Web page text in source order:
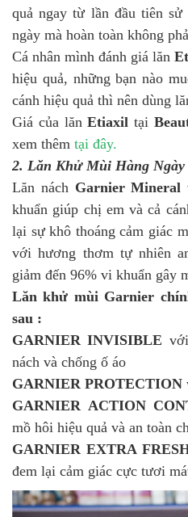
quả ngay từ lần đầu tiên
ngày mà hoàn toàn không
Cá nhân mình đánh giá lăn
hiệu quả, những bạn nào
cánh hiệu quả thì nên dùng
Giá của lănEtiaxil tại
xem thêm tại đây.
2. Lăn Khử Mùi Hàng
Lăn nách Garnier Mineral
khuẩn giúp chị em và cả
lại sự khô thoáng cảm giác
với hương thơm tự nhiên
giảm đến 96% vi khuẩn gây
Lăn khử mùi Garnier
sau :
GARNIER INVISIBLE
nách và chống ố áo
GARNIER PROTECTION
GARNIER ACTION
mồ hôi hiệu quả và an toàn
GARNIER EXTRA
đem lại cảm giác cực tươi